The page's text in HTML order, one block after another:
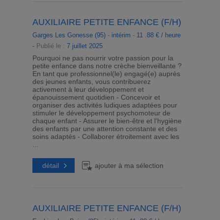
AUXILIAIRE PETITE ENFANCE (F/H)
Garges Les Gonesse (95)- intérim - 11 .88 € / heure
- Publié le : 7 juillet 2025
Pourquoi ne pas nourrir votre passion pour la
petite enfance dans notre crèche bienveillante ?
En tant que professionnel(le) engagé(e) auprès
des jeunes enfants, vous contribuerez
activement à leur développement et
épanouissement quotidien - Concevoir et
organiser des activités ludiques adaptées pour
stimuler le développement psychomoteur de
chaque enfant - Assurer le bien-être et l'hygiène
des enfants par une attention constante et des
soins adaptés - Collaborer étroitement avec les
...
détail ajouter à ma sélection
AUXILIAIRE PETITE ENFANCE (F/H)